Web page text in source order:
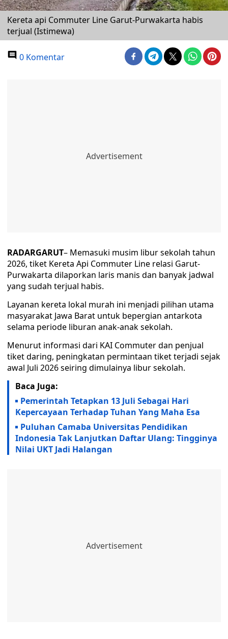
Kereta api Commuter Line Garut-Purwakarta habis
terjual (Istimewa)
0 Komentar
RADARGARUT– Memasuki musim libur sekolah tahun
2026, tiket Kereta Api Commuter Line relasi Garut-
Purwakarta dilaporkan laris manis dan banyak jadwal
yang sudah terjual habis.
Layanan kereta lokal murah ini menjadi pilihan utama
masyarakat Jawa Barat untuk bepergian antarkota
selama periode liburan anak-anak sekolah.
Menurut informasi dari KAI Commuter dan penjual
tiket daring, peningkatan permintaan tiket terjadi sejak
awal Juli 2026 seiring dimulainya libur sekolah.
Baca Juga:
Pemerintah Tetapkan 13 Juli Sebagai Hari
Kepercayaan Terhadap Tuhan Yang Maha Esa
Puluhan Camaba Universitas Pendidikan
Indonesia Tak Lanjutkan Daftar Ulang: Tingginya
Nilai UKT Jadi Halangan